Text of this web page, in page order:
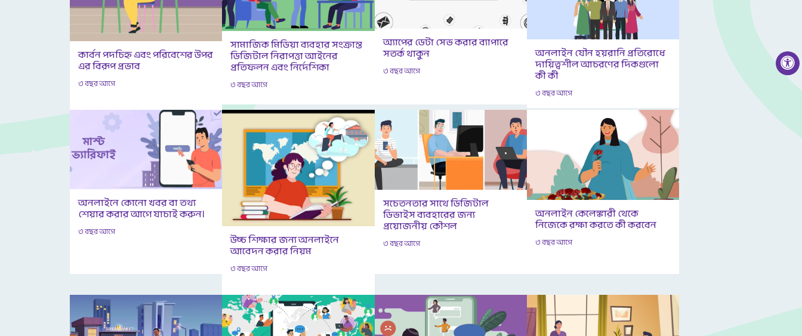
কার্বন পদচিহ্ন এবং পরিবেশের উপর
এর বিরূপ প্রভাব
৩ বছর আগে
সামাজিক মিডিয়া ব্যবহার সংক্রান্ত
ডিজিটাল নিরাপত্তা আইনের
প্রতিফলন এবং নির্দেশিকা
৩ বছর আগে
অ্যাপের ডেটা সেভ করার ব্যাপারে
সতর্ক থাকুন
৩ বছর আগে
অনলাইন যৌন হয়রানি প্রতিরোধে
দায়িত্বশীল আচরণের দিকগুলো
কী কী
৩ বছর আগে
অনলাইনে কোনো খবর বা তথ্য
শেয়ার করার আগে যাচাই করুন।
৩ বছর আগে উচ্চ শিক্ষার জন্য অনলাইনে
আবেদন করার নিয়ম
৩ বছর আগে
সচেতনতার সাথে ডিজিটাল
ডিভাইস ব্যবহারের জন্য
প্রয়োজনীয় কৌশল
৩ বছর আগে
অনলাইন কেলেঙ্কারী থেকে
নিজেকে রক্ষা করতে কী করবেন
৩ বছর আগে